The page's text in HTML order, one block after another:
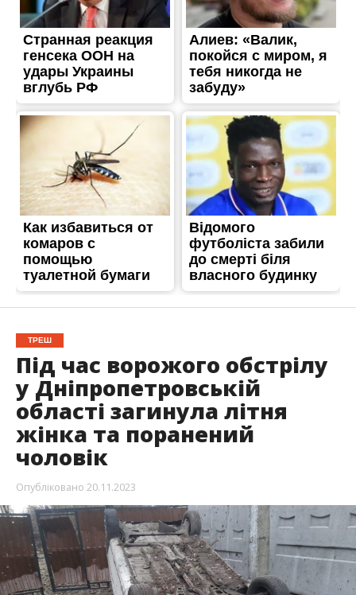
ТРЕШ
Під час ворожого обстрілу
у Дніпропетровській
області загинула літня
жінка та поранений
чоловік
Опубліковано 20.11.2023